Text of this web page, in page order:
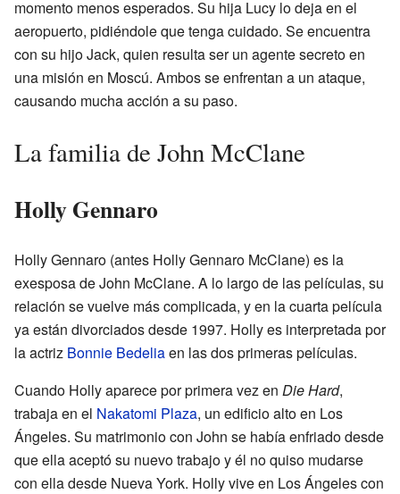
momento menos esperados. Su hija Lucy lo deja en el
aeropuerto, pidiéndole que tenga cuidado. Se encuentra
con su hijo Jack, quien resulta ser un agente secreto en
una misión en Moscú. Ambos se enfrentan a un ataque,
causando mucha acción a su paso.
La familia de John McClane
Holly Gennaro
Holly Gennaro (antes Holly Gennaro McClane) es la
exesposa de John McClane. A lo largo de las películas, su
relación se vuelve más complicada, y en la cuarta película
ya están divorciados desde 1997. Holly es interpretada por
la actriz Bonnie Bedeliaen las dos primeras películas.
Cuando Holly aparece por primera vez en Die Hard,
trabaja en el Nakatomi Plaza, un edificio alto en Los
Ángeles. Su matrimonio con John se había enfriado desde
que ella aceptó su nuevo trabajo y él no quiso mudarse
con ella desde Nueva York. Holly vive en Los Ángeles con